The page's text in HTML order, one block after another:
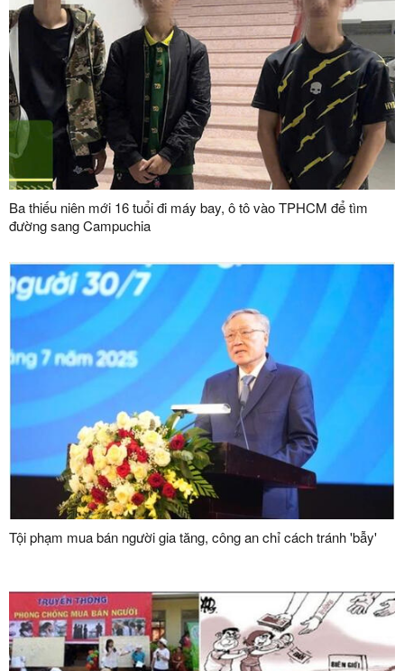
Ba thiếu niên mới 16 tuổi đi máy bay, ô tô vào TPHCM để tìm
đường sang Campuchia
Tội phạm mua bán người gia tăng, công an chỉ cách tránh 'bẫy'